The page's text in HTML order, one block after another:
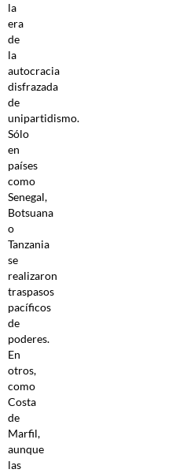
la
era
de
la
autocracia
disfrazada
de
unipartidismo.
Sólo
en
países
como
Senegal,
Botsuana
o
Tanzania
se
realizaron
traspasos
pacíficos
de
poderes.
En
otros,
como
Costa
de
Marfil,
aunque
las